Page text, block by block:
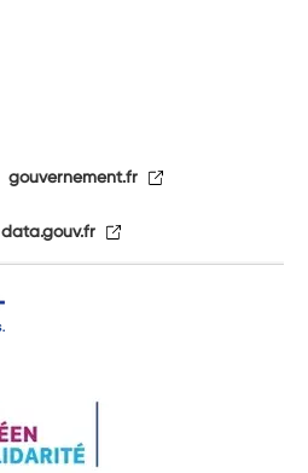
gouvernement.fr
data.gouv.fr